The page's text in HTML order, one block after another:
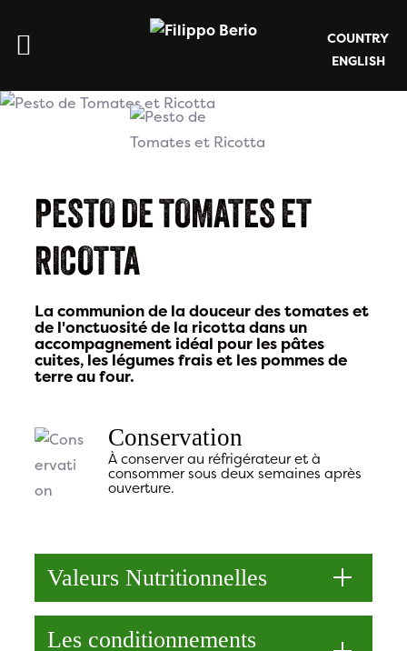
PESTO DE TOMATES ET
RICOTTA
La communion de la douceur des tomates et
de l'onctuosité de la ricotta dans un
accompagnement idéal pour les pâtes
cuites, les légumes frais et les pommes de
terre au four.
Conservation
À conserver au réfrigérateur et à
consommer sous deux semaines après
ouverture.
Valeurs Nutritionnelles
Les conditionnements
COUNTRY
ENGLISH